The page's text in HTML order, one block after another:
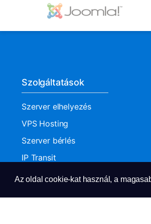
Az oldal cookie-kat használ, a
Szolgáltatások
Szerver elhelyezés
VPS Hosting
Szerver bérlés
IP Transit
Rendszergazda szolgáltatás